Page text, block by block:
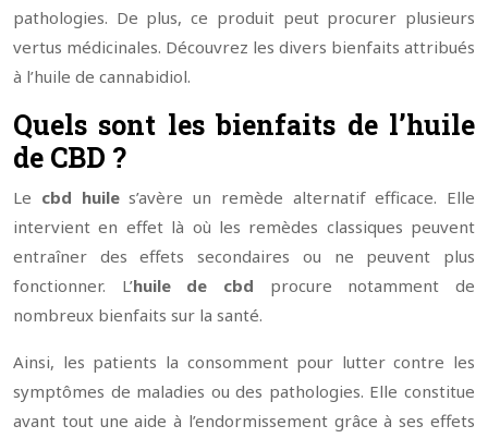
pathologies. De plus, ce produit peut procurer plusieurs
vertus médicinales. Découvrez les divers bienfaits attribués
à l’huile de cannabidiol.
Quels sont les bienfaits de l’huile
de CBD ?
Le cbd huiles’avère un remède alternatif efficace. Elle
intervient en effet là où les remèdes classiques peuvent
entraîner des effets secondaires ou ne peuvent plus
fonctionner. L’huile de cbd procure notamment de
nombreux bienfaits sur la santé.
Ainsi, les patients la consomment pour lutter contre les
symptômes de maladies ou des pathologies. Elle constitue
avant tout une aide à l’endormissement grâce à ses effets